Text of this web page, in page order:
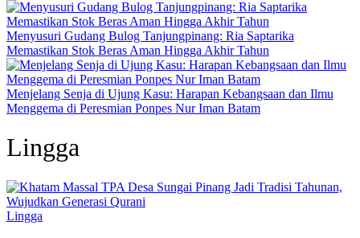
Menyusuri Gudang Bulog Tanjungpinang: Ria Saptarika
Memastikan Stok Beras Aman Hingga Akhir Tahun
Menjelang Senja di Ujung Kasu: Harapan Kebangsaan dan Ilmu
Menggema di Peresmian Ponpes Nur Iman Batam
Lingga
Lingga